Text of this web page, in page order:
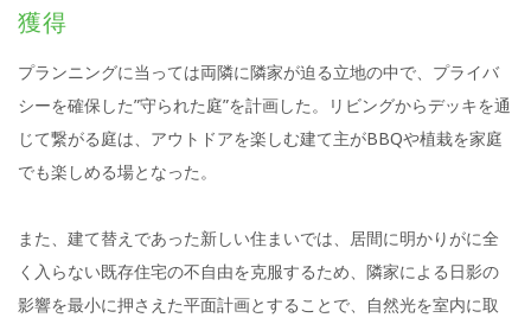
獲得
プランニングに当っては両隣に隣家が迫る立地の中で、プライバ
シーを確保した”守られた庭”を計画した。リビングからデッキを通
じて繋がる庭は、アウトドアを楽しむ建て主がBBQや植栽を家庭
でも楽しめる場となった。
また、建て替えであった新しい住まいでは、居間に明かりがに全
く入らない既存住宅の不自由を克服するため、隣家による日影の
影響を最小に押さえた平面計画とすることで、自然光を室内に取